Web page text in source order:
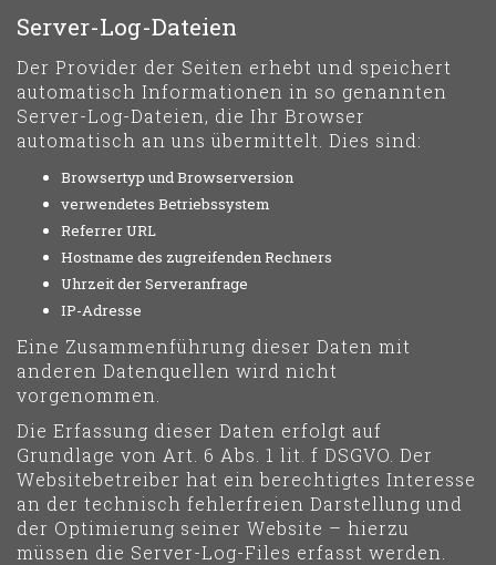
Server-Log-Dateien
Der Provider der Seiten erhebt und speichert
automatisch Informationen in so genannten
Server-Log-Dateien, die Ihr Browser
automatisch an uns übermittelt. Dies sind:
Browsertyp und Browserversion
verwendetes Betriebssystem
Referrer URL
Hostname des zugreifenden Rechners
Uhrzeit der Serveranfrage
IP-Adresse
Eine Zusammenführung dieser Daten mit
anderen Datenquellen wird nicht
vorgenommen.
Die Erfassung dieser Daten erfolgt auf
Grundlage von Art. 6 Abs. 1 lit. f DSGVO. Der
Websitebetreiber hat ein berechtigtes Interesse
an der technisch fehlerfreien Darstellung und
der Optimierung seiner Website – hierzu
müssen die Server-Log-Files erfasst werden.